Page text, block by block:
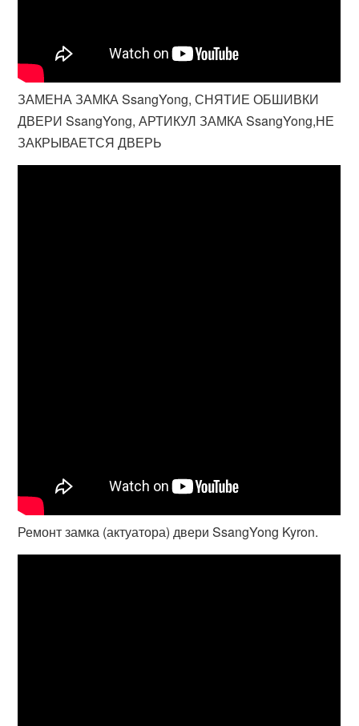
ЗАМЕНА ЗАМКА SsangYong, СНЯТИЕ ОБШИВКИ
ДВЕРИ SsangYong, АРТИКУЛ ЗАМКА SsangYong,НЕ
ЗАКРЫВАЕТСЯ ДВЕРЬ
Ремонт замка (актуатора) двери SsangYong Kyron.